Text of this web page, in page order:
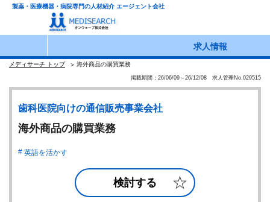
製薬・医療機器・病院専門の人材紹介 エージェント会社
求人情報
メディサーチ トップ 海外商品の購買業務
掲載期間：26/06/09～26/12/08 求人管理No.029515
歯科医院向けの通信販売事業会社
海外商品の購買業務
英語を活かす
検討する